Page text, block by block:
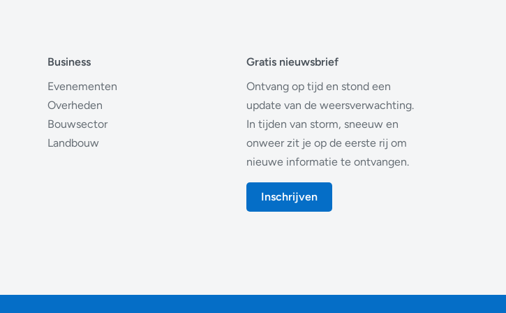
Business
Evenementen
Overheden
Bouwsector
Landbouw
Gratis nieuwsbrief
Ontvang op tijd en stond een
update van de weersverwachting.
In tijden van storm, sneeuw en
onweer zit je op de eerste rij om
nieuwe informatie te ontvangen.
Inschrijven